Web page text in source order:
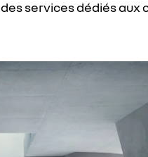
des services dédiés aux